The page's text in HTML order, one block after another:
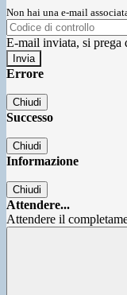
Non hai una e-mail
E-mail inviata, si prega
Errore
Chiudi
Successo
Chiudi
Informazione
Chiudi
Attendere...
Attendere il